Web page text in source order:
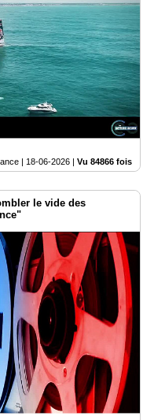
| 18-06-2026 | Vu 84866 fois
le vide des